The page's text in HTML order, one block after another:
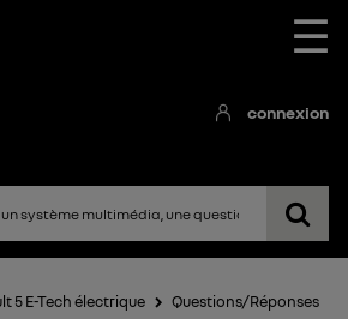
☰
connexion
5 E-Tech électrique
Questions/Réponses